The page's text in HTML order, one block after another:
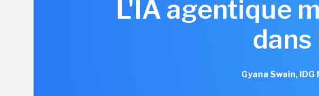
L'IA agentique
Gyana Swain,